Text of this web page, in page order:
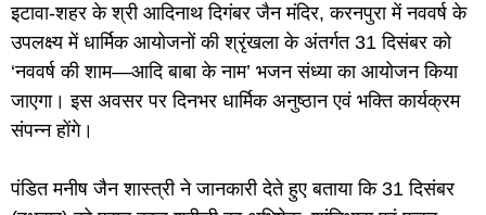
इटावा-शहर के श्री आदिनाथ दिगंबर जैन मंदिर, करनपुरा में नववर्ष के
उपलक्ष्य में धार्मिक आयोजनों की श्रृंखला के अंतर्गत 31 दिसंबर को
‘नववर्ष की शाम—आदि बाबा के नाम’ भजन संध्या का आयोजन किया
जाएगा। इस अवसर पर दिनभर धार्मिक अनुष्ठान एवं भक्ति कार्यक्रम
संपन्न होंगे।
पंडित मनीष जैन शास्त्री ने जानकारी देते हुए बताया कि 31 दिसंबर